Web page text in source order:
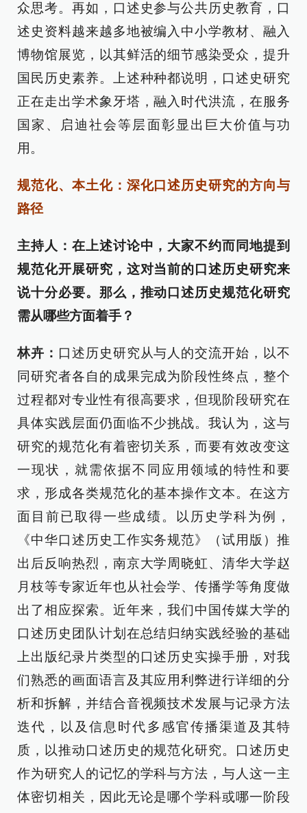
众思考。再如，口述史参与公共历史教育，口
述史资料越来越多地被编入中小学教材、融入
博物馆展览，以其鲜活的细节感染受众，提升
国民历史素养。上述种种都说明，口述史研究
正在走出学术象牙塔，融入时代洪流，在服务
国家、启迪社会等层面彰显出巨大价值与功
用。
规范化、本土化：深化口述历史研究的方向与
路径
主持人：在上述讨论中，大家不约而同地提到
规范化开展研究，这对当前的口述历史研究来
说十分必要。那么，推动口述历史规范化研究
需从哪些方面着手？
林卉： 口述历史研究从与人的交流开始，以不
同研究者各自的成果完成为阶段性终点，整个
过程都对专业性有很高要求，但现阶段研究在
具体实践层面仍面临不少挑战。我认为，这与
研究的规范化有着密切关系，而要有效改变这
一现状，就需依据不同应用领域的特性和要
求，形成各类规范化的基本操作文本。在这方
面目前已取得一些成绩。以历史学科为例，
《中华口述历史工作实务规范》（试用版）推
出后反响热烈，南京大学周晓虹、清华大学赵
月枝等专家近年也从社会学、传播学等角度做
出了相应探索。近年来，我们中国传媒大学的
口述历史团队计划在总结归纳实践经验的基础
上出版纪录片类型的口述历史实操手册，对我
们熟悉的画面语言及其应用利弊进行详细的分
析和拆解，并结合音视频技术发展与记录方法
迭代，以及信息时代多感官传播渠道及其特
质，以推动口述历史的规范化研究。口述历史
作为研究人的记忆的学科与方法，与人这一主
体密切相关，因此无论是哪个学科或哪一阶段